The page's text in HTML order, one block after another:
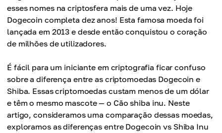
esses nomes na criptosfera mais de uma vez. Hoje
Dogecoin completa dez anos! Esta famosa moeda foi
lançada em 2013 e desde então conquistou o coração
de milhões de utilizadores.
É fácil para um iniciante em criptografia ficar confuso
sobre a diferença entre as criptomoedas Dogecoin e
Shiba. Essas criptomoedas custam menos de um dólar
e têm o mesmo mascote — o Cão shiba inu. Neste
artigo, consideramos uma comparação dessas moedas,
exploramos as diferenças entre Dogecoin vs Shiba Inu